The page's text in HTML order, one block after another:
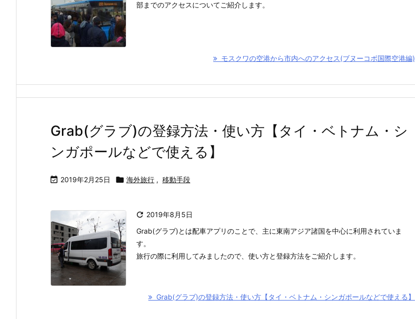
部までのアクセスについてご紹介します。
モスクワの空港から市内へのアクセス(ブヌーコボ国際空港編)
Grab(グラブ)の登録方法・使い方【タイ・ベトナム・シ
ンガポールなどで使える】
 2019年2月25日  海外旅行 , 移動手段
 2019年8月5日
Grab(グラブ)とは配車アプリのことで、主に東南アジア諸国を中心に利用されていま
す。
旅行の際に利用してみましたので、使い方と登録方法をご紹介します。
Grab(グラブ)の登録方法・使い方【タイ・ベトナム・シンガポールなどで使える】